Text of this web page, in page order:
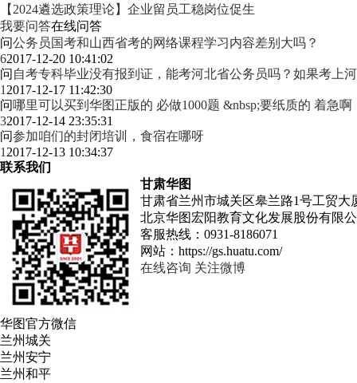
【2024遴选政策理论】企业留员工稳岗位促生
我要问答在线问答
问公务员国考和山西省考的网络课程学习内容差别大吗？
62017-12-20 10:41:02
问 自考专科毕业没有报到证，能考河北省公务员吗？如果考上
1 2017-12-17 11:42:30
问哪里可以买到华图正版的 必做1000题 &nbsp;要纸质的 着急啊
32017-12-14 23:35:31
问参加咱们的封闭培训，食宿在哪呀
1 2017-12-13 10:34:37
联系我们
华图官方微信
甘肃华图
甘肃省兰州市城关区皋兰路1号工贸大
北京华图宏阳教育文化发展股份有限
客服热线： 0931-8186071
网站： https://gs.huatu.com/
在线咨询 关注微博
兰州城关
兰州安宁
兰州和平